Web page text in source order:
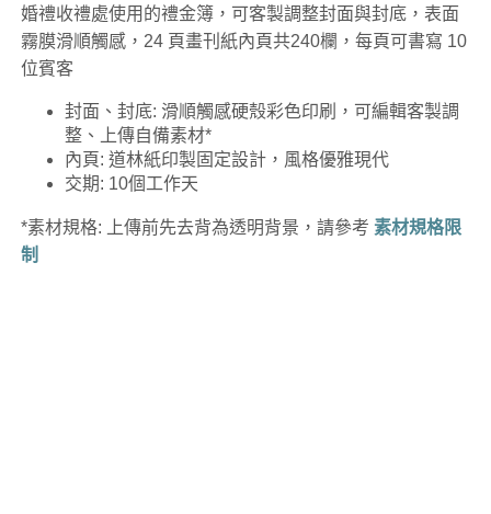
婚禮收禮處使用的禮金簿，可客製調整封面與封底，表面
霧膜滑順觸感，24 頁畫刊紙內頁共240欄，每頁可書寫 10
位賓客
封面、封底: 滑順觸感硬殼彩色印刷，可編輯客製調
整、上傳自備素材*
內頁: 道林紙印製固定設計，風格優雅現代
交期: 10個工作天
*素材規格: 上傳前先去背為透明背景，請參考 素材規格限
制